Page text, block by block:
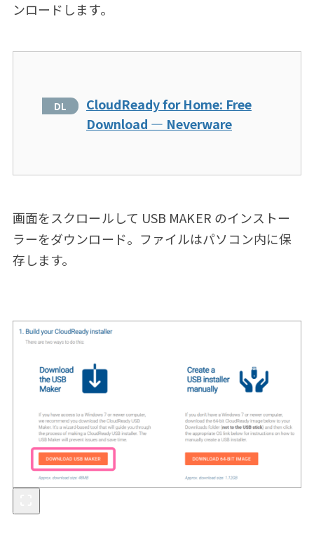
ンロードします。
CloudReady for Home: Free
Download — Neverware
画面をスクロールして USB MAKER のインストー
ラーをダウンロード。ファイルはパソコン内に保
存します。